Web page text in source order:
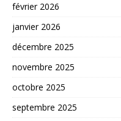
février 2026
janvier 2026
décembre 2025
novembre 2025
octobre 2025
septembre 2025